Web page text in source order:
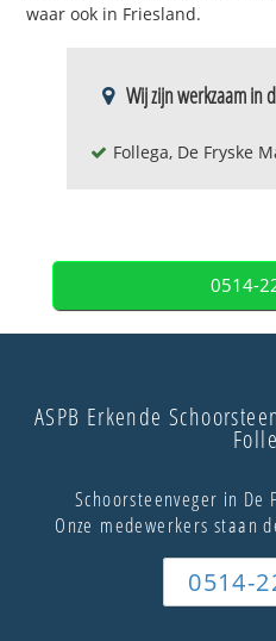
waar ook in Friesland.
Wij zijn werkzaam in
Follega, De Fryske
0514-
ASPB Erkende
Schoorsteenveger in De
Onze medewerkers staan
0514-